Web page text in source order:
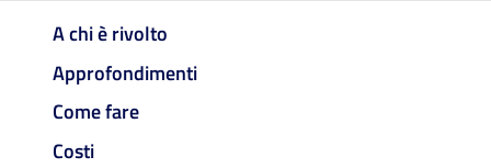
A chi è rivolto
Approfondimenti
Come fare
Costi